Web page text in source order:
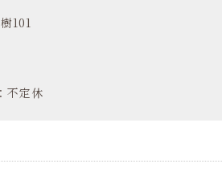
101
不定休